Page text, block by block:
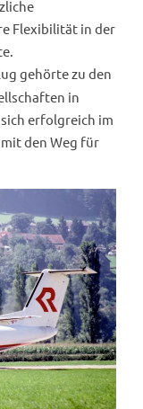
Flexibilität in der
gehörte zu den
in
erfolgreich im
den Weg für